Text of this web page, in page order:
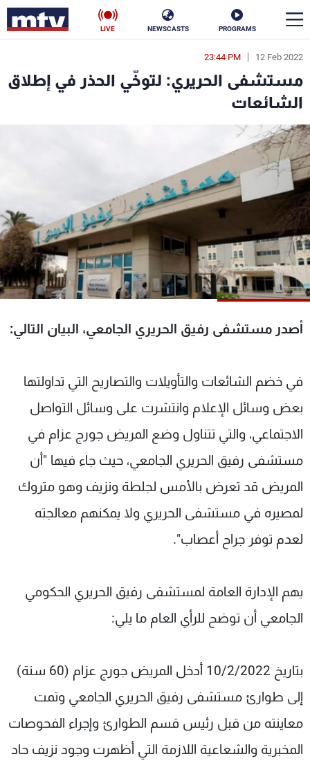
PROGRAMS
NEWSCASTS
LIVE
12 Feb 2022
23:44 PM
مستشفى الحريري: لتوخّي الحذر في إطلاق
الشائعات
أصدر مستشفى رفيق الحريري الجامعي، البيان التالي:
في خضم الشائعات والتأويلات والتصاريح التي تداولتها
بعض وسائل الإعلام وانتشرت على وسائل التواصل
الاجتماعي، والتي تتناول وضع المريض جورج عزام في
مستشفى رفيق الحريري الجامعي، حيث جاء فيها "أن
المريض قد تعرض بالأمس لجلطة ونزيف وهو متروك
لمصيره في مستشفى الحريري ولا يمكنهم معالجته
لعدم توفر جراح أعصاب".
يهم الإدارة العامة لمستشفى رفيق الحريري الحكومي
الجامعي أن توضح للرأي العام ما يلي:
بتاريخ 10/2/2022 أدخل المريض جورج عزام (60 سنة)
إلى طوارئ مستشفى رفيق الحريري الجامعي وتمت
معاينته من قبل رئيس قسم الطوارئ وإجراء الفحوصات
المخبرية والشعاعية اللازمة التي أظهرت وجود نزيف حاد
en
الأخبار
سياسة
إقتصاد
منوعات رياضة
كأس العالم
البرامج
شاهد البرامج
عن MTV
الإنـتـاج
لاعلاناتكم
وظائف
تواصل معنا
شروط الإسـتخدام
سياسة الخصوصية